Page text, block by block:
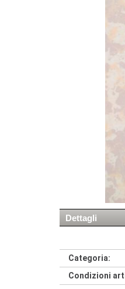
Dettagli
Categoria:
Condizioni